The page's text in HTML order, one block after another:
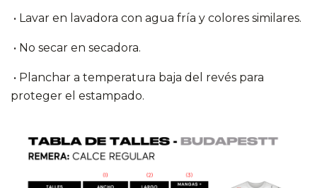
• Lavar en lavadora con agua fría y colores similares.
• No secar en secadora.
• Planchar a temperatura baja del revés para
proteger el estampado.